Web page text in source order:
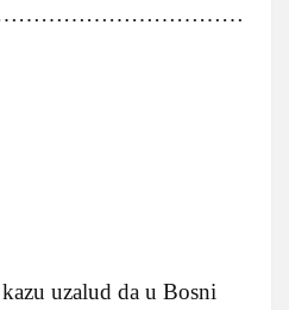
uzalud da u Bosni